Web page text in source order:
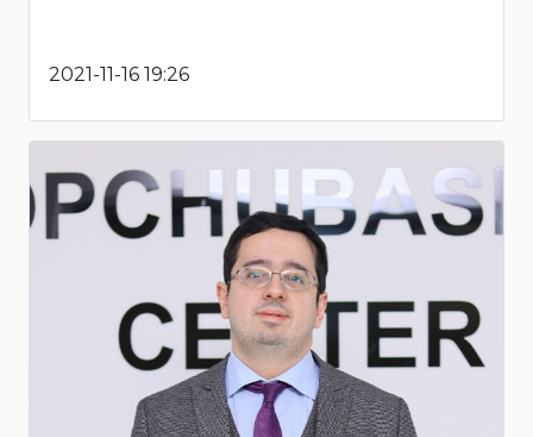
2021-11-16 19:26